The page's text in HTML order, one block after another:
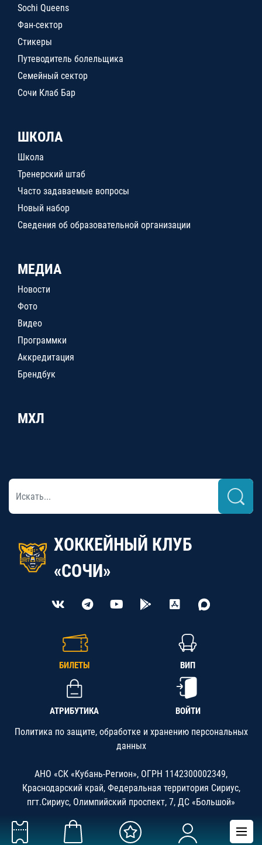
Sochi Queens
Фан-сектор
Стикеры
Путеводитель болельщика
Семейный сектор
Сочи Клаб Бар
ШКОЛА
Школа
Тренерский штаб
Часто задаваемые вопросы
Новый набор
Сведения об образовательной организации
МЕДИА
Новости
Фото
Видео
Программки
Аккредитация
Брендбук
МХЛ
ХОККЕЙНЫЙ КЛУБ
«СОЧИ»
БИЛЕТЫ ВИП
АТРИБУТИКА ВОЙТИ
Политика по защите, обработке и хранению персональных
данных
АНО «СК «Кубань-Регион», ОГРН 1142300002349,
Краснодарский край, Федеральная территория Сириус,
пгт.Сириус, Олимпийский проспект, 7, ДС «Большой»